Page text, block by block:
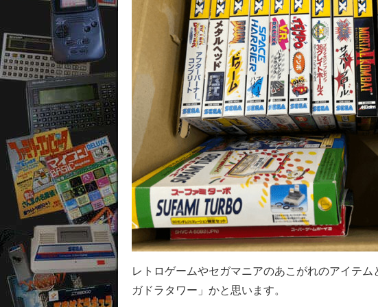
レトロゲームやセガマニアのあこがれのアイテ
ガドラタワー」かと思います。